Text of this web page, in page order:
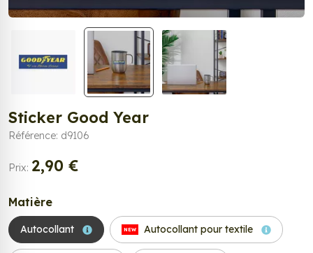
Sticker Good Year
Référence: d9106
Prix: 2,90 €
Matière
Autocollant NEW Autocollant pour textile